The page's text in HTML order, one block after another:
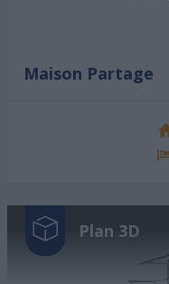
Maison Partage
Plan 3D